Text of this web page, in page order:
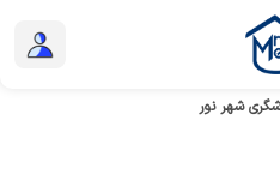
شهر نور